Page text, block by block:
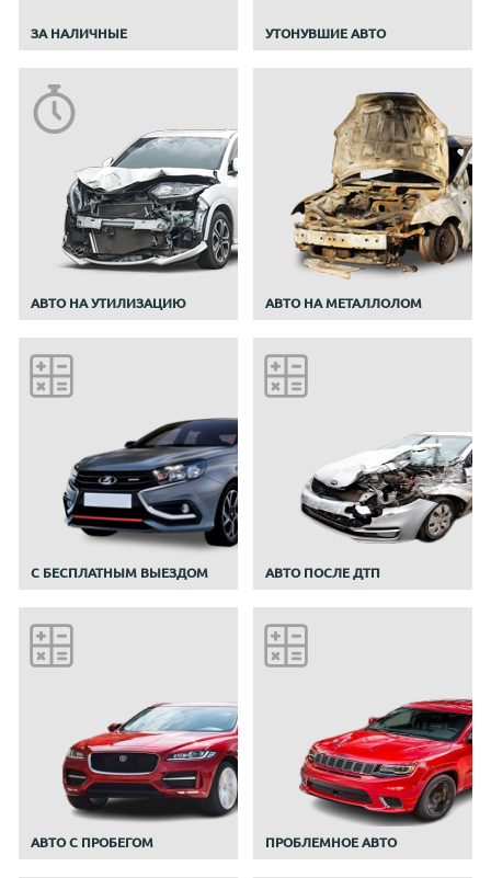
ЗА НАЛИЧНЫЕ УТОНУВШИЕ АВТО
АВТО НА УТИЛИЗАЦИЮ АВТО НА МЕТАЛЛОЛОМ
С БЕСПЛАТНЫМ ВЫЕЗДОМ АВТО ПОСЛЕ ДТП
АВТО С ПРОБЕГОМ ПРОБЛЕМНОЕ АВТО